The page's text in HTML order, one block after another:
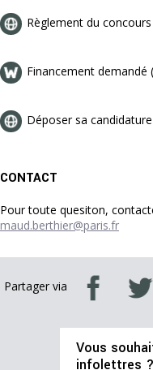
Règlement du concours
Financement demandé
Déposer sa
CONTACT
Pour toute quesiton,
maud.berthier@paris.fr
Partager via
Vous
infolettres ?